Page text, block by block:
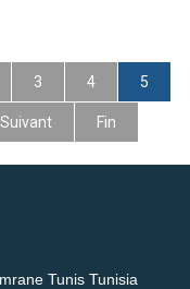
3 4 5
Suivant Fin
Tunis Tunisia